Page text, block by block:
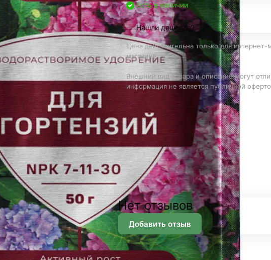
Есть в наличии
Нашли дешевле?
Цена действительна только для интернет-
магазине.
Внешний вид товара и описание могут
информация не является публичной
Нет отзывов
Добавить отзыв